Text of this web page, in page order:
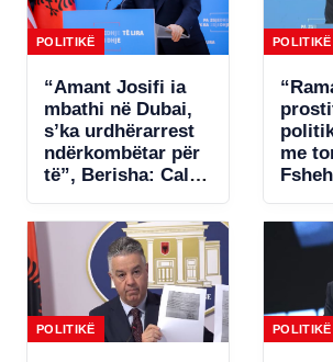
POLITIKË
“Amant Josifi ia
mbathi në Dubai,
s’ka urdhërarrest
ndërkombëtar për
të”, Berisha: Call-
janë fenomeni më
kriminal në
Shqipëri
POLITIKË
me
POLITIKË POLITIKË